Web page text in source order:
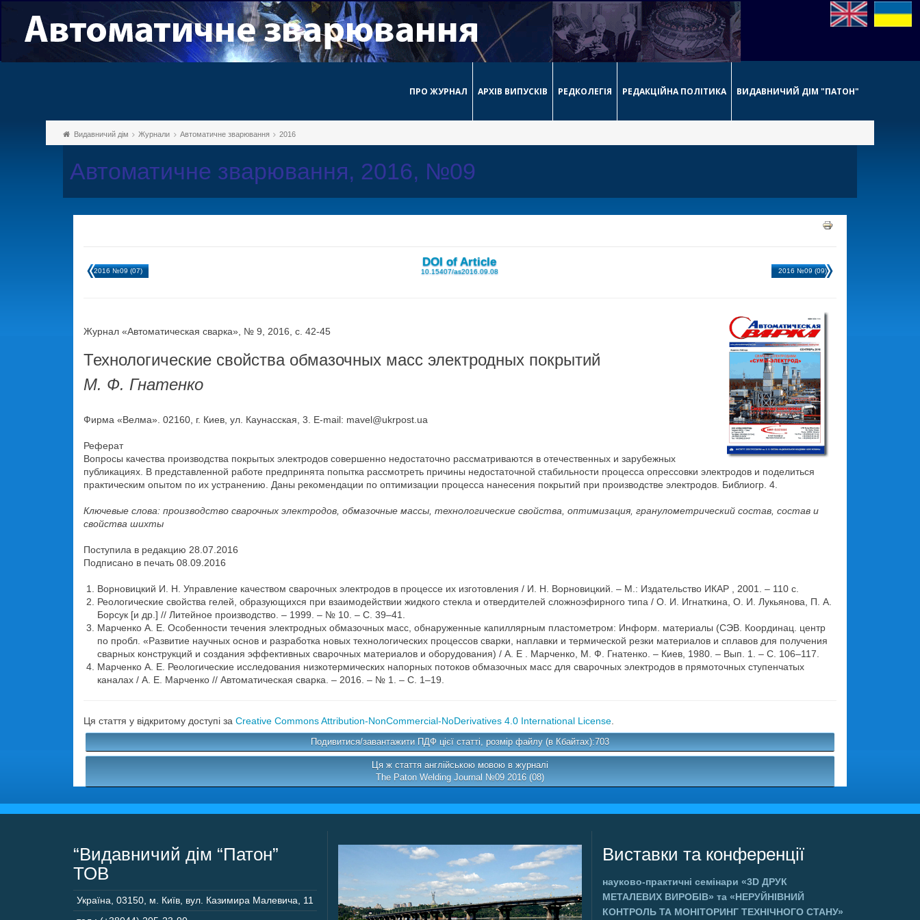
ПРО ЖУРНАЛ АРХІВ ВИПУСКІВ РЕДКОЛЕГІЯ РЕДАКЦІЙНА ПОЛІТИКА ВИДАВНИЧИЙ ДІМ "ПАТОН"
Видавничий дім Журнали Автоматичне зварювання 2016
Автоматичне зварювання, 2016, №09
2016 №09 (07)
DOI of Article
10.15407/as2016.09.08 2016 №09 (09)
Журнал «Автоматическая сварка», № 9, 2016, с. 42-45
Технологические свойства обмазочных масс электродных покрытий
М. Ф. Гнатенко
Фирма «Велма». 02160, г. Киев, ул. Каунасская, 3. E-mail: mavel@ukrpost.uа
Реферат
Вопросы качества производства покрытых электродов совершенно недостаточно рассматриваются в отечественных и зарубежных
публикациях. В представленной работе предпринята попытка рассмотреть причины недостаточной стабильности процесса опрессовки электродов и поделиться
практическим опытом по их устранению. Даны рекомендации по оптимизации процесса нанесения покрытий при производстве электродов. Библиогр. 4.
Ключевые слова: производство сварочных электродов, обмазочные массы, технологические свойства, оптимизация, гранулометрический состав, состав и
свойства шихты
Поступила в редакцию 28.07.2016
Подписано в печать 08.09.2016
Ворновицкий И. Н. Управление качеством сварочных электродов в процессе их изготовления / И. Н. Ворновицкий. – М.: Издательство ИКАР , 2001. – 110 с.
Реологические свойства гелей, образующихся при взаимодействии жидкого стекла и отвердителей сложноэфирного типа / О. И. Игнаткина, О. И. Лукьянова, П. А.
Борсук [и др.] // Литейное производство. – 1999. – № 10. – С. 39–41.
Марченко А. Е. Особенности течения электродных обмазочных масс, обнаруженные капиллярным пластометром: Информ. материалы (СЭВ. Координац. центр
по пробл. «Развитие научных основ и разработка новых технологических процессов сварки, наплавки и термической резки материалов и сплавов для получения
сварных конструкций и создания эффективных сварочных материалов и оборудования) / А. Е . Марченко, М. Ф. Гнатенко. – Киев, 1980. – Вып. 1. – С. 106–117.
Марченко А. Е. Реологические исследования низкотермических напорных потоков обмазочных масс для сварочных электродов в прямоточных ступенчатых
каналах / А. Е. Марченко // Автоматическая сварка. – 2016. – № 1. – С. 1–19.
Ця стаття у відкритому доступі за Creative Commons Attribution-NonCommercial-NoDerivatives 4.0 International License
Подивитися/завантажити ПДФ цієї статті, розмір файлу (в Кбайтах):703
Ця ж стаття англійською мовою в журналі
The Paton Welding Journal №09 2016 (08)
“Видавничий дім “Патон”
ТОВ
Україна 03150 м. Київ, вул. Казимира Малевича, 11
Виставки та конференції
науково-практичні семінари«3D ДРУК
МЕТАЛЕВИХ ВИРОБІВ» та«НЕРУЙНІВНИЙ
КОНТРОЛЬ ТА МОНІТОРИНГ ТЕХНІЧНОГО СТАНУ»